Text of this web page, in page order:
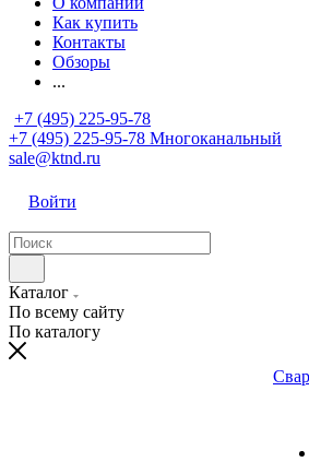
Как купить
Контакты
Обзоры
...
+7 (495) 225-95-78
+7 (495) 225-95-78 Многоканальный
sale@ktnd.ru
Войти
Каталог
По всему сайту
По каталогу